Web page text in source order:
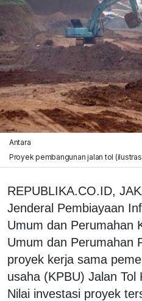
Antara
Proyek pembangunan jalan tol
REPUBLIKA.CO.ID,
Jenderal Pembiayaan
Umum dan Perumahan
Umum dan Perumahan
proyek kerja sama
usaha (KPBU) Jalan Tol
Nilai investasi proyek